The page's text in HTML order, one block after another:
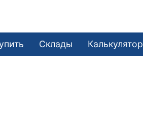
Склады Калькулятор